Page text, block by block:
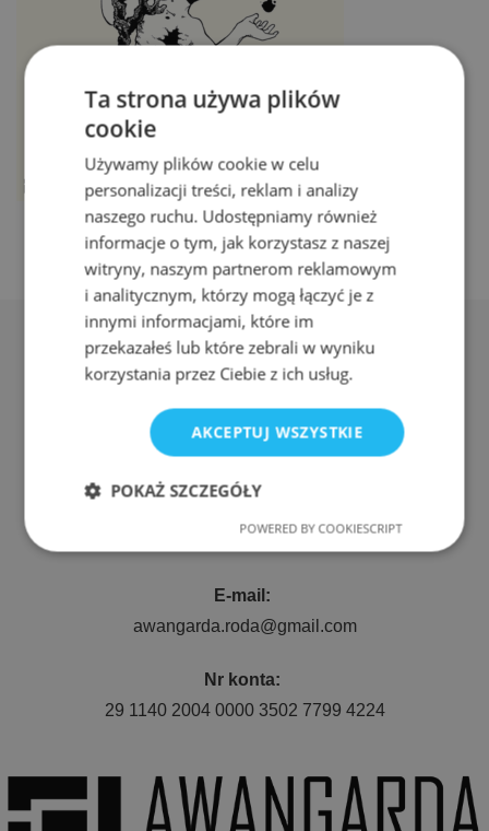
Adres:
ul. Nyska 61a, Wrocław 50-505
E-mail:
awangarda.roda@gmail.com
Nr konta:
29 1140 2004 0000 3502 7799 4224
Ta strona używa plików
cookie
Używamy plików cookie w celu
personalizacji treści, reklam i analizy
naszego ruchu. Udostępniamy również
informacje o tym, jak korzystasz z naszej
witryny, naszym partnerom reklamowym
i analitycznym, którzy mogą łączyć je z
innymi informacjami, które im
przekazałeś lub które zebrali w wyniku
korzystania przez Ciebie z ich usług.
AKCEPTUJ WSZYSTKIE
POKAŻ SZCZEGÓŁY
Wydajność
Targetowanie Funkcjonalność
Niezbędne Wydajność
Targetowanie
Funkcjonalność
POWERED BY COOKIESCRIPT